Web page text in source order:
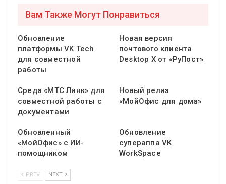
Вам Также Могут Понравиться
Обновление
платформы VK Tech
для совместной
работы
Новая версия
почтового клиента
Desktop X от «РуПост»
Среда «МТС Линк» для
совместной работы с
документами
Новый релиз
«МойОфис для дома»
Обновленный
«МойОфис» с ИИ-
помощником
Обновление
супераппа VK
WorkSpace
PREV NEXT